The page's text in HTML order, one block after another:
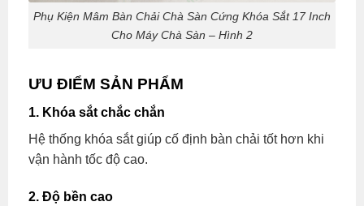
Phụ Kiện Mâm Bàn Chải Chà Sàn Cứng Khóa Sắt 17 Inch
Cho Máy Chà Sàn – Hình 2
ƯU ĐIỂM SẢN PHẨM
1. Khóa sắt chắc chắn
Hệ thống khóa sắt giúp cố định bàn chải tốt hơn khi
vận hành tốc độ cao.
2. Độ bền cao